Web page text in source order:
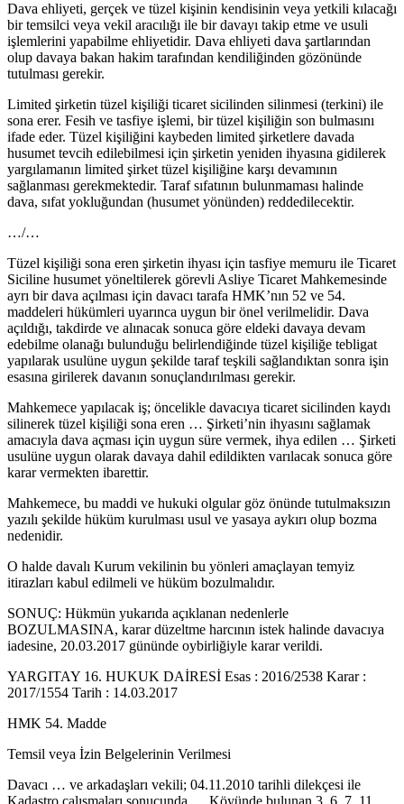
Dava ehliyeti, gerçek ve tüzel kişinin kendisinin veya yetkili kılacağı
bir temsilci veya vekil aracılığı ile bir davayı takip etme ve usuli
işlemlerini yapabilme ehliyetidir. Dava ehliyeti dava şartlarından
olup davaya bakan hakim tarafından kendiliğinden gözönünde
tutulması gerekir.
Limited şirketin tüzel kişiliği ticaret sicilinden silinmesi (terkini) ile
sona erer. Fesih ve tasfiye işlemi, bir tüzel kişiliğin son bulmasını
ifade eder. Tüzel kişiliğini kaybeden limited şirketlere davada
husumet tevcih edilebilmesi için şirketin yeniden ihyasına gidilerek
yargılamanın limited şirket tüzel kişiliğine karşı devamının
sağlanması gerekmektedir. Taraf sıfatının bulunmaması halinde
dava, sıfat yokluğundan (husumet yönünden) reddedilecektir.
…/…
Tüzel kişiliği sona eren şirketin ihyası için tasfiye memuru ile Ticaret
Siciline husumet yöneltilerek görevli Asliye Ticaret Mahkemesinde
ayrı bir dava açılması için davacı tarafa HMK’nın 52 ve 54.
maddeleri hükümleri uyarınca uygun bir önel verilmelidir. Dava
açıldığı, takdirde ve alınacak sonuca göre eldeki davaya devam
edebilme olanağı bulunduğu belirlendiğinde tüzel kişiliğe tebligat
yapılarak usulüne uygun şekilde taraf teşkili sağlandıktan sonra işin
esasına girilerek davanın sonuçlandırılması gerekir.
Mahkemece yapılacak iş; öncelikle davacıya ticaret sicilinden kaydı
silinerek tüzel kişiliği sona eren … Şirketi’nin ihyasını sağlamak
amacıyla dava açması için uygun süre vermek, ihya edilen … Şirketi
usulüne uygun olarak davaya dahil edildikten varılacak sonuca göre
karar vermekten ibarettir.
Mahkemece, bu maddi ve hukuki olgular göz önünde tutulmaksızın
yazılı şekilde hüküm kurulması usul ve yasaya aykırı olup bozma
nedenidir.
O halde davalı Kurum vekilinin bu yönleri amaçlayan temyiz
itirazları kabul edilmeli ve hüküm bozulmalıdır.
SONUÇ: Hükmün yukarıda açıklanan nedenlerle
BOZULMASINA, karar düzeltme harcının istek halinde davacıya
iadesine, 20.03.2017 gününde oybirliğiyle karar verildi.
YARGITAY 16. HUKUK DAİRESİ Esas : 2016/2538 Karar :
2017/1554 Tarih : 14.03.2017
HMK 54. Madde
Temsil veya İzin Belgelerinin Verilmesi
Davacı … ve arkadaşları vekili; 04.11.2010 tarihli dilekçesi ile